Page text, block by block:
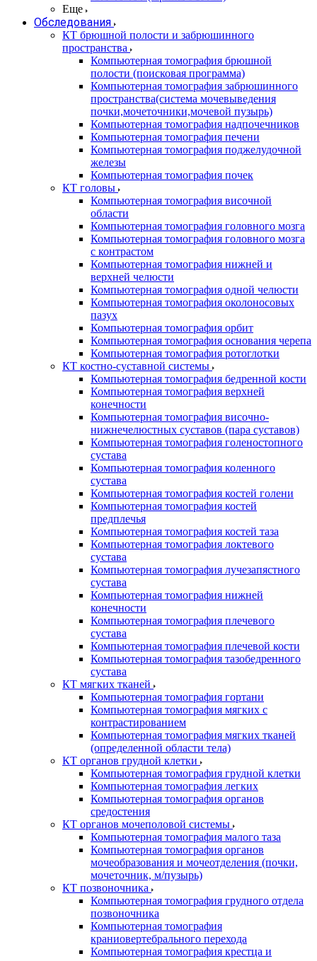
Еще
Обследования
КТ брюшной полости и забрюшинного
пространства
Компьютерная томография брюшной
полости (поисковая программа)
Компьютерная томография забрюшинного
пространства(система мочевыведения
почки,мочеточники,мочевой пузырь)
Компьютерная томография надпочечников
Компьютерная томография печени
Компьютерная томография поджелудочной
железы
Компьютерная томография почек
КТ головы
Компьютерная томография височной
области
Компьютерная томография головного мозга
Компьютерная томография головного мозга
с контрастом
Компьютерная томография нижней и
верхней челюсти
Компьютерная томография одной челюсти
Компьютерная томография околоносовых
пазух
Компьютерная томография орбит
Компьютерная томография основания черепа
Компьютерная томография ротоглотки
КТ костно-суставной системы
Компьютерная томография бедренной кости
Компьютерная томография верхней
конечности
Компьютерная томография височно-
нижнечелюстных суставов (пара суставов)
Компьютерная томография голеностопного
сустава
Компьютерная томография коленного
сустава
Компьютерная томография костей голени
Компьютерная томография костей
предплечья
Компьютерная томография костей таза
Компьютерная томография локтевого
сустава
Компьютерная томография лучезапястного
сустава
Компьютерная томография нижней
конечности
Компьютерная томография плечевого
сустава
Компьютерная томография плечевой кости
Компьютерная томография тазобедренного
сустава
КТ мягких тканей
Компьютерная томография гортани
Компьютерная томография мягких с
контрастированием
Компьютерная томография мягких тканей
(определенной области тела)
КТ органов грудной клетки
Компьютерная томография грудной клетки
Компьютерная томография легких
Компьютерная томография органов
средостения
КТ органов мочеполовой системы
Компьютерная томография малого таза
Компьютерная томография органов
мочеобразования и мочеотделения (почки,
мочеточник, м/пузырь)
КТ позвоночника
Компьютерная томография грудного отдела
позвоночника
Компьютерная томография
краниовертебрального перехода
Компьютерная томография крестца и